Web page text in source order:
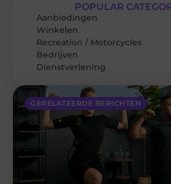
GERELATEERDE BERICHTEN
POPULAR
Aanbiedingen
Winkelen
Recreation / Motorcycles
Bedrijven
Dienstverlening